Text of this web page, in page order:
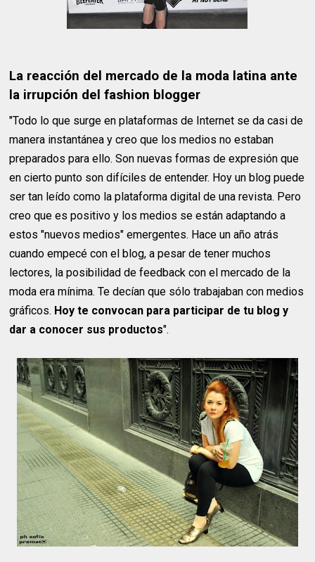
La reacción del mercado de la moda latina ante
la irrupción del fashion blogger
"Todo lo que surge en plataformas de Internet se da casi de
manera instantánea y creo que los medios no estaban
preparados para ello. Son nuevas formas de expresión que
en cierto punto son difíciles de entender. Hoy un blog puede
ser tan leído como la plataforma digital de una revista. Pero
creo que es positivo y los medios se están adaptando a
estos "nuevos medios" emergentes. Hace un año atrás
cuando empecé con el blog, a pesar de tener muchos
lectores, la posibilidad de feedback con el mercado de la
moda era mínima. Te decían que sólo trabajaban con medios
gráficos. Hoy te convocan para participar de tu blog y
dar a conocer sus productos".